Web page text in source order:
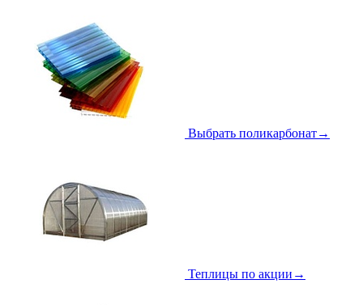
Выбрать поликарбонат→
Теплицы по акции →